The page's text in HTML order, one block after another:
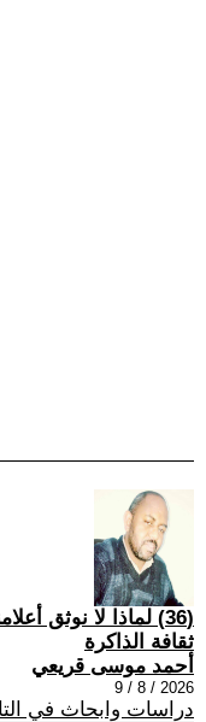
(36) لماذا لا نوثق
ثقافة الذاكرة
أحمد موسى قريعي
2026 / 8 / 9
دراسات وابحاث في